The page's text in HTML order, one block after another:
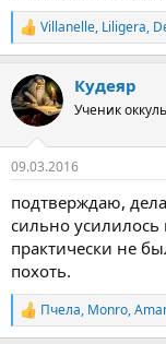
Р
е
к
ц
и
Villanelle, Liligera,
Кудеяр
Ученик
09.03.2016
подтверждаю,
сильно усилилось
практически не
похоть.
Р
е
Пчела, Monro,